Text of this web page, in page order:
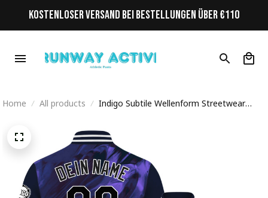
KOSTENLOSER VERSAND BEI BESTELLUNGEN ÜBER €110
Home All products
Indigo Subtile Wellenform Streetwear
Jacke